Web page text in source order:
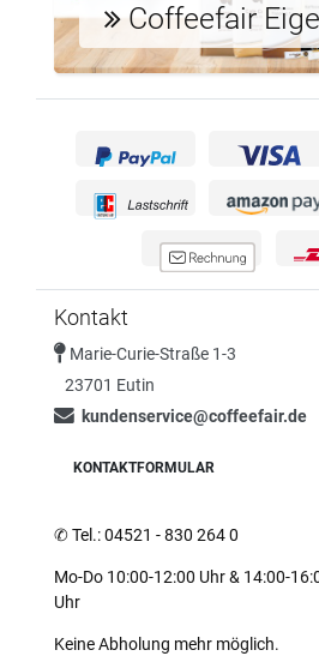
Coffeefair
Kontakt
Marie-Curie-Straße 1-3
23701 Eutin
kundenservice@coffeefair.de
KONTAKTFORMULAR
✆Tel.: 04521 - 830 264 0
Mo-Do 10:00-12:00 Uhr & 14:00-
Uhr
Keine Abholung mehr möglich.